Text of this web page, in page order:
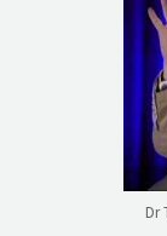
Dr